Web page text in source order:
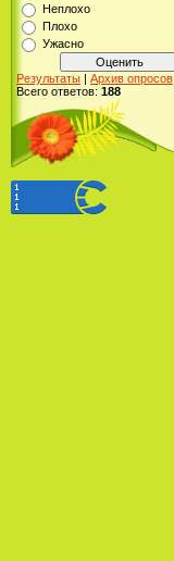
Неплохо
Плохо
Ужасно
Результаты | Архив опросов
Всего ответов: 188